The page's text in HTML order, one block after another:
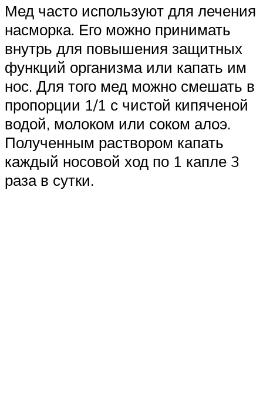
Мед часто используют для лечения
насморка. Его можно принимать
внутрь для повышения защитных
функций организма или капать им
нос. Для того мед можно смешать в
пропорции 1/1 с чистой кипяченой
водой, молоком или соком алоэ.
Полученным раствором капать
каждый носовой ход по 1 капле 3
раза в сутки.